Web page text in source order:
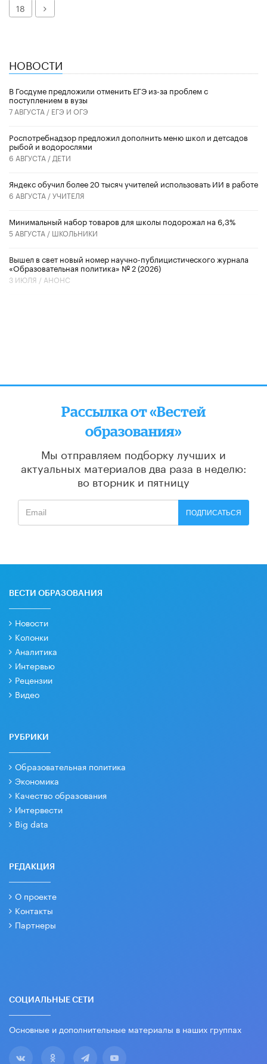
18
Далее
НОВОСТИ
В Госдуме предложили отменить ЕГЭ из-за проблем с
поступлением в вузы
7 АВГУСТА / ЕГЭ И ОГЭ
Роспотребнадзор предложил дополнить меню школ и детсадов
рыбой и водорослями
6 АВГУСТА / ДЕТИ
​Яндекс обучил более 20 тысяч учителей использовать ИИ в работе
6 АВГУСТА /УЧИТЕЛЯ
Минимальный набор товаров для школы подорожал на 6,3%
5 АВГУСТА / ШКОЛЬНИКИ
Вышел в свет новый номер научно-публицистического журнала
«Образовательная политика» № 2 (2026)
3 ИЮЛЯ / АНОНС
Рассылка от «Вестей
образования»
Мы отправляем подборку лучших и
актуальных материалов два раза в неделю:
во вторник и пятницу
ПОДПИСАТЬСЯ
ВЕСТИ ОБРАЗОВАНИЯ
Новости
Колонки
Аналитика
Интервью
Рецензии
Видео
РУБРИКИ
Образовательная политика
Экономика
Качество образования
Интервести
Big data
РЕДАКЦИЯ
О проекте
Контакты
Партнеры
СОЦИАЛЬНЫЕ СЕТИ
Основные и дополнительные материалы в наших группах